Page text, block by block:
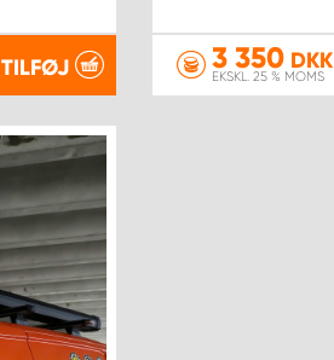
TILFØJ 3 350 DKK
EKSKL. 25 % MOMS